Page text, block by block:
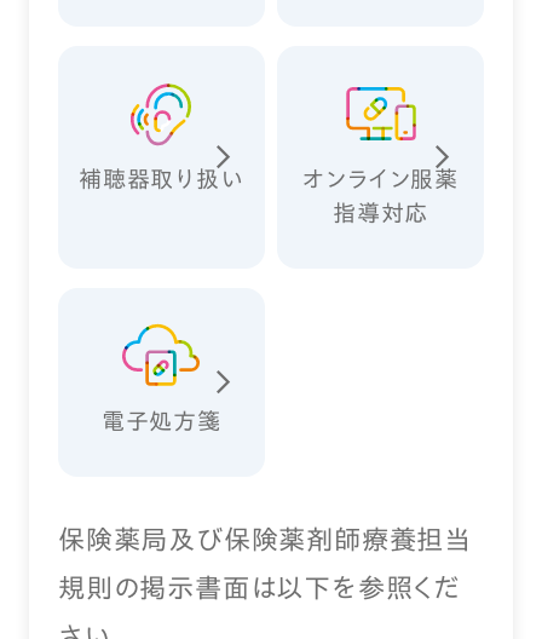
補聴器取り扱い
オンライン服薬
指導対応
電子処方箋
保険薬局及び保険薬剤師療養担当
規則の掲示書面は以下を参照くだ